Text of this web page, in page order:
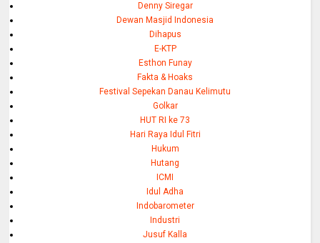
Denny Siregar
Dewan Masjid Indonesia
Dihapus
E-KTP
Esthon Funay
Fakta & Hoaks
Festival Sepekan Danau Kelimutu
Golkar
HUT RI ke 73
Hari Raya Idul Fitri
Hukum
Hutang
ICMI
Idul Adha
Indobarometer
Industri
Jusuf Kalla